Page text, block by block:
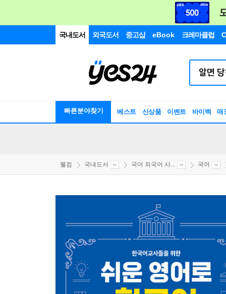
국내도서 외국도서 중고샵 eBook 크레마클럽
빠른분야찾기 베스트 신상품 이벤트 바이백 매
웰컴 국내도서 국어 외국어 사... 국어